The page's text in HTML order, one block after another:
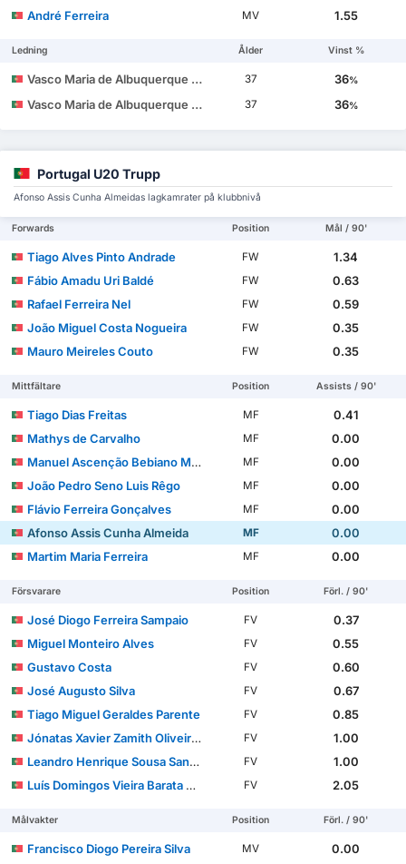
André Ferreira
MV 1.55
Ledning Ålder Vinst %
Vasco Maria de Albuquerque Botelho da Costa 37 36%
Vasco Maria de Albuquerque Botelho da Costa 37 36%
Portugal U20 Trupp
Afonso Assis Cunha Almeidas lagkamrater på klubbnivå
Forwards Position Mål / 90'
Tiago Alves Pinto Andrade FW
1.34
Fábio Amadu Uri Baldé
FW
0.63
Rafael Ferreira Nel
FW
0.59
João Miguel Costa Nogueira
FW
0.35
Mauro Meireles Couto
FW 0.35
Mittfältare Position Assists / 90'
Tiago Dias Freitas MF
0.41
Mathys de Carvalho
MF
0.00
Manuel Ascenção Bebiano Mendonça
MF
0.00
João Pedro Seno Luis Rêgo
MF
0.00
Flávio Ferreira Gonçalves
MF
0.00
Afonso Assis Cunha Almeida
MF
0.00
Martim Maria Ferreira
MF 0.00
Försvarare Position Förl. / 90'
José Diogo Ferreira Sampaio FV
0.37
Miguel Monteiro Alves
FV
0.55
Gustavo Costa
FV
0.60
José Augusto Silva
FV
0.67
Tiago Miguel Geraldes Parente
FV
0.85
Jónatas Xavier Zamith Oliveira Noro
FV
1.00
Leandro Henrique Sousa Santos
FV
1.00
Luís Domingos Vieira Barata Gomes
FV 2.05
Målvakter Position Förl. / 90'
Francisco Diogo Pereira Silva MV
0.00